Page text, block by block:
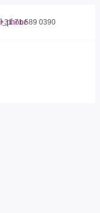
+31 71 589 0390